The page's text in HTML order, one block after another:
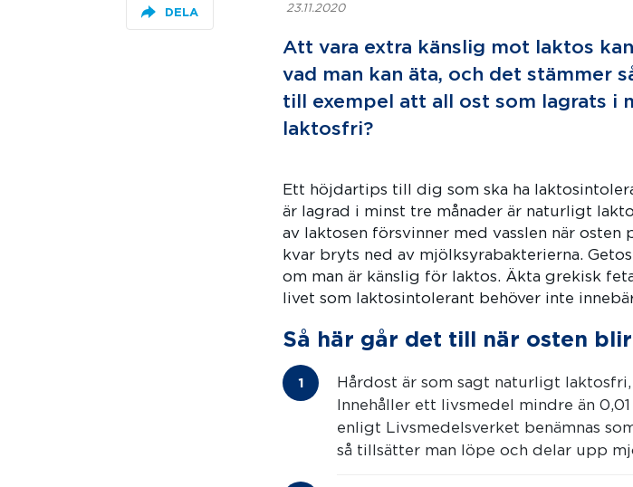
DELA 23.11.2020
Att vara extra känslig mot laktos
vad man kan äta, och det stämmer
till exempel att all ost som lagrats i
laktosfri?
Ett höjdartips till dig som ska ha
är lagrad i minst tre månader är naturligt
av laktosen försvinner med vasslen när osten
kvar bryts ned av mjölksyrabakterierna.
om man är känslig för laktos. Äkta grekisk
livet som laktosintolerant behöver inte
Så här går det till när osten
Hårdost är som sagt naturligt
Innehåller ett livsmedel mindre än
enligt Livsmedelsverket benämnas
så tillsätter man löpe och delar upp